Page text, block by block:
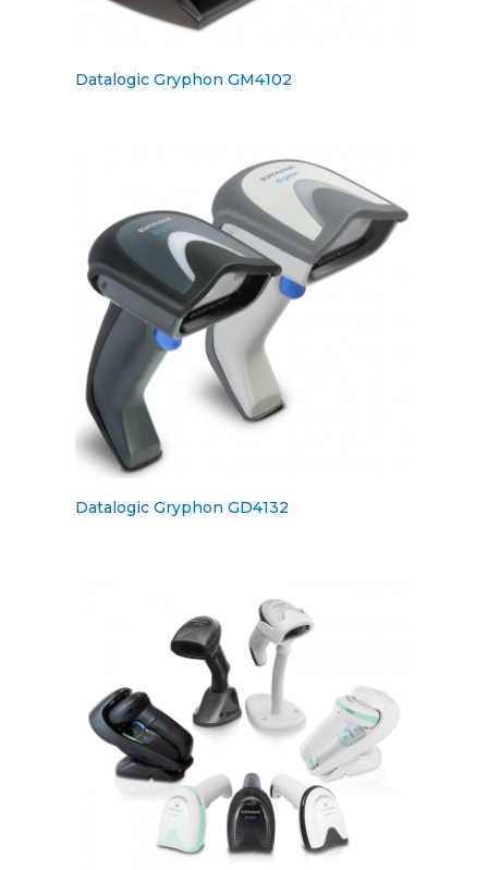
Datalogic Gryphon GM4102
Datalogic Gryphon GD4132